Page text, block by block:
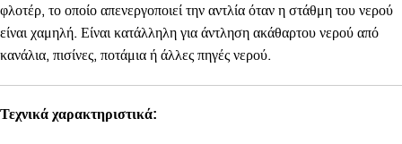
φλοτέρ, το οποίο απενεργοποιεί την αντλία όταν η στάθμη του νερού
είναι χαμηλή. Είναι κατάλληλη για άντληση ακάθαρτου νερού από
κανάλια, πισίνες, ποτάμια ή άλλες πηγές νερού.
Τεχνικά χαρακτηριστικά: